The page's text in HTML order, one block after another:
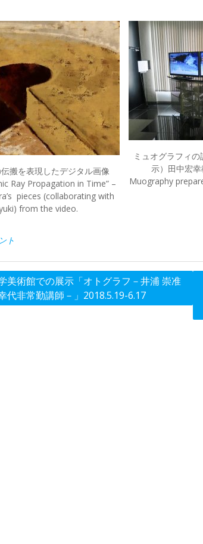
搬を表現したデジタル画像
Ray Propagation in Time” –
pieces (collaborating with
from the video.
ミュオグラフィ
示）田中宏
Muography
ト
美術館での展示「オトグラフ－井浦 崇准
代非常勤講師－」2018.5.19-6.17